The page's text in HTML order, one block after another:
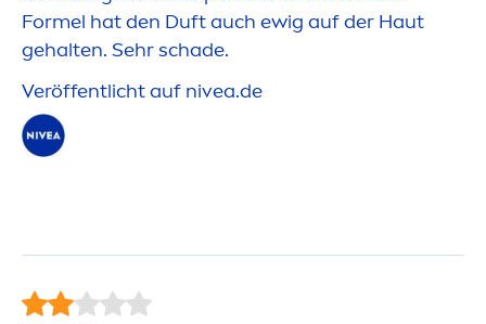
Formel hat den Duft auch ewig auf der Haut
gehalten. Sehr schade.
Veröffentlicht auf nivea.de